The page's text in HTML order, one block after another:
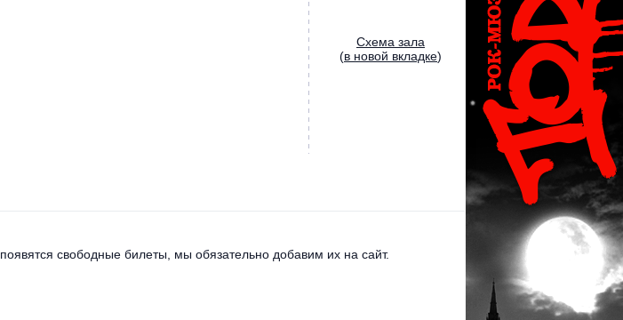
Cхема зала
(в новой вкладке)
свободные билеты, мы обязательно добавим их на сайт.